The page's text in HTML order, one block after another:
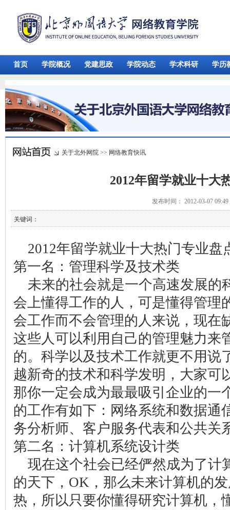
首页 学院概况 党建思政 学院动态 学术科研 学历
关于北外网院 >> 网络教育快讯
2012年留学就业十大
发布时间： 2012-03-07
关键词：
2012年留学就业十大热门专业盘
第一名：管理科学及技术类
未来的社会就是一个高速发展的
会上懂得工作的人，可是懂得管理
会工作而不会管理的人来说，现在
这些人可以利用自己的管理魅力来
的。科学以及技术工作就更不用说
越新奇的技术和科学发明，大家可
那你一定会成为最最吸引企业的一
的工作有如下：网络系统和数据通
务分析师、客户服务代表和公共关
第二名：计算机系统设计类
现在这个社会已经俨然成为了计
的天下，OK，那么未来计算机的
热，所以只要你懂得研究计算机，